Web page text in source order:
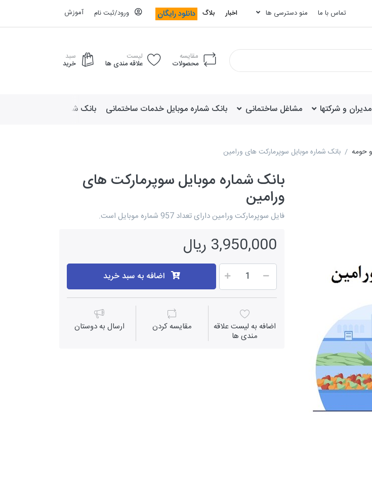
تماس با ما منو دسترسی ها اخبار بلاگ دانلود رایگان ورود/ثبت نام آموزش
مقایسه
محصولات
لیست
علاقه مندی ها
سبد
خرید
مدیران و شرکتها مشاغل ساختمانی بانک شماره موبایل خدمات ساختمانی بانک شماره موبایل لوازم
بانک شماره موبایل سوپرمارکت های ورامین
بانک شماره موبایل سوپرمارکت های
ورامین
فایل سوپرمارکت ورامین دارای تعداد 957 شماره موبایل است.
3,950,000 ریال
اضافه به سبد خرید
اضافه به لیست علاقه
مندی ها
مقايسه كردن ارسال به دوستان